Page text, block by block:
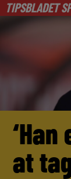
TIPSBLADET
at